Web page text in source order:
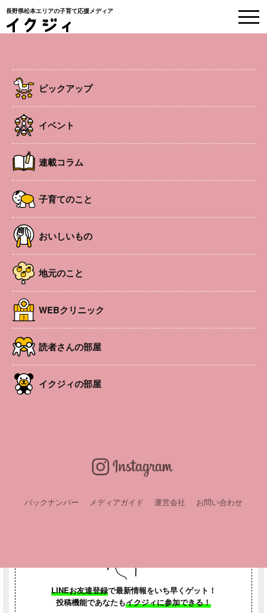
長野県松本エリアの子育て応援メディア
ピックアップ
イベント
連載コラム
子育てのこと
おいしいもの
地元のこと
WEBクリニック
読者さんの部屋
イクジィの部屋
バックナンバー メディアガイド 運営会社 お問い合わせ
EVENT
HOME
南松本エリア ワークショップ
ハンドメイドワークショップ
手形アート、回転式ペン立て、コースター、耳ツボ、アロ
マで虫除けスプレー、スイーツデコ写真立ての中から選ん
で作成する。複数作成可。子連れOK。
開催日 2026年7月12日 , 2026年7月26日
時間
場所
0002 長野県松本市芳野4-1
参加費
1000円～1200円 ※基本の金額ですが、作成する内
さい。
どなたでも参加可能です。 お子様連れも歓迎。
URL https://lin.ee/Xnh4NJBT%20
LINEお友達会員募集中！
LINEお友達登録で最新情報をいち早くゲット！
投稿機能であなたもイクジィに参加できる！